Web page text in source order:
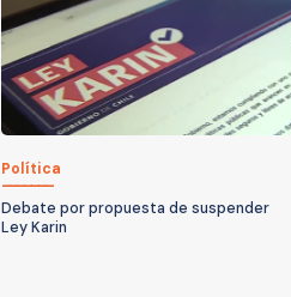
Política
Debate por propuesta de suspender
Ley Karin